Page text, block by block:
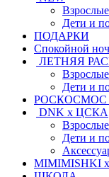
Взрослые
Дети и
ПОДАРКИ
Спокойной
ЛЕТНЯЯ
Дети и
РОСКОСМОС
DNK x ЦСКА
Взрослые
Дети и
MIMIMISHKI